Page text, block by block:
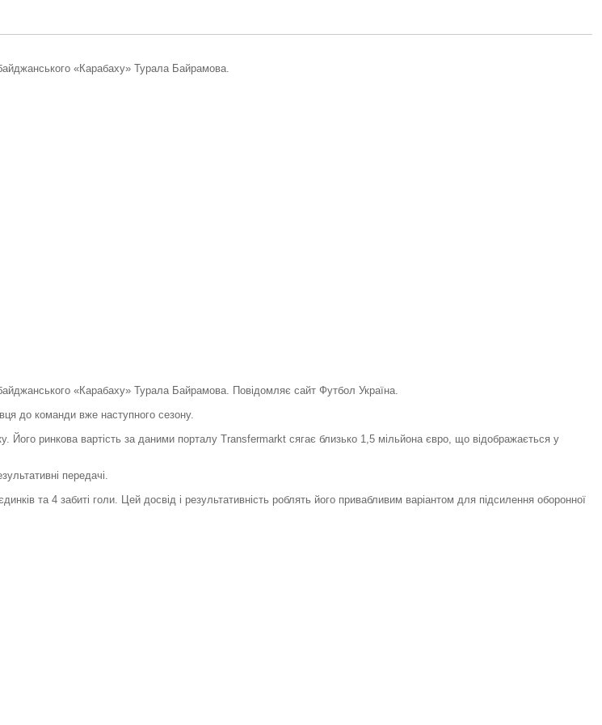
«Карабаху» Турала Байрамова.
«Карабаху» Турала Байрамова. Повідомляє сайт Футбол Україна.
до команди вже наступного сезону.
ринкова вартість за даними порталу Transfermarkt сягає близько 1,5 мільйона євро, що відображається у
передачі.
та 4 забиті голи. Цей досвід і результативність роблять його привабливим варіантом для підсилення оборонної